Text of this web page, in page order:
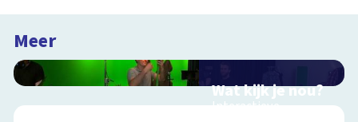
Meer
Wat kijk je nou?
Interactieve